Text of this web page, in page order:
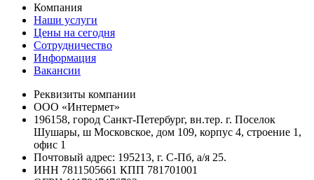
Компания
Наши услуги
Цены на сегодня
Сотрудничество
Информация
Вакансии
Реквизиты компании
ООО «Интермет»
196158, город Санкт-Петербург, вн.тер. г. Поселок
Шушары, ш Московское, дом 109, корпус 4, строение 1,
офис 1
Почтовый адрес: 195213, г. С-Пб, а/я 25.
ИНН 7811505661 КПП 781701001